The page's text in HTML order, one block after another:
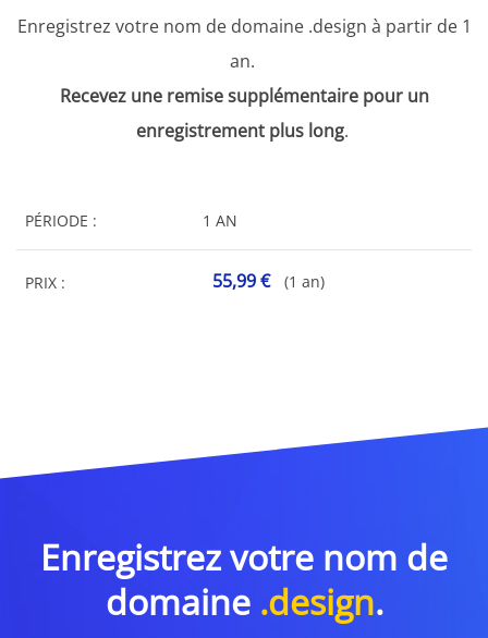
Enregistrez votre nom de domaine .design à partir de 1
an.
Recevez une remise supplémentaire pour un
enregistrement plus long.
PÉRIODE : 1 AN
PRIX : 55,99 € (1 an)
Enregistrez votre nom de
domaine .design.